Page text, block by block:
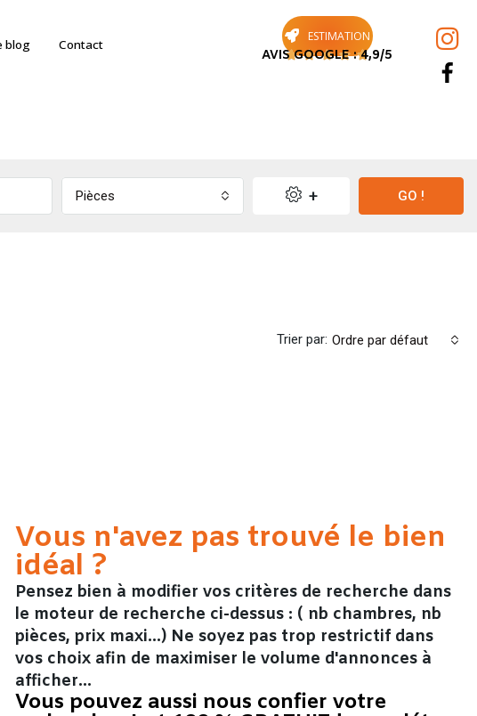
blog Contact
ESTIMATION
    
AVIS GOOGLE : 4,9/5
Pièces + GO !
Trier par: Ordre par défaut
Vous n'avez pas trouvé le bien
idéal ?
Pensez bien à modifier vos critères de recherche dans
le moteur de recherche ci-dessus : ( nb chambres, nb
pièces, prix maxi...) Ne soyez pas trop restrictif dans
vos choix afin de maximiser le volume d'annonces à
afficher…
Vous pouvez aussi nous confier votre